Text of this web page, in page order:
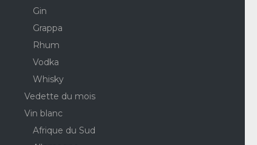
Gin
Grappa
Rhum
Vodka
Whisky
Vedette du mois
Vin blanc
Afrique du Sud